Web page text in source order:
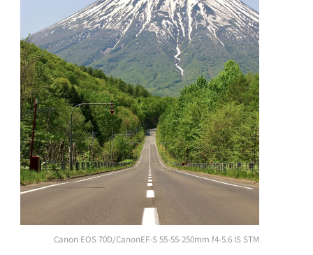
Canon EOS 70D/CanonEF-S 55-55-250mm f4-5.6 IS STM